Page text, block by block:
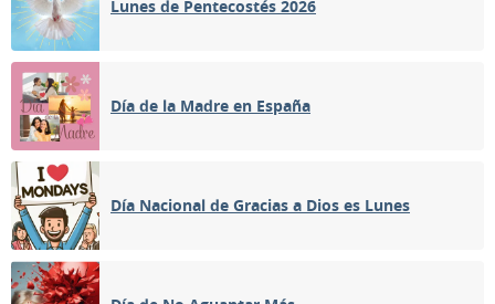
Lunes de Pentecostés 2026
Día de la Madre en España
Día Nacional de Gracias a Dios es Lunes